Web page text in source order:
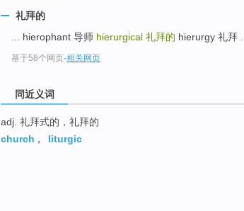
礼拜的
... hierophant 导师 hierurgical 礼拜的 hierurgy 礼拜 ...
基于58个网页-相关网页
同近义词
adj. 礼拜式的，礼拜的
church , liturgic